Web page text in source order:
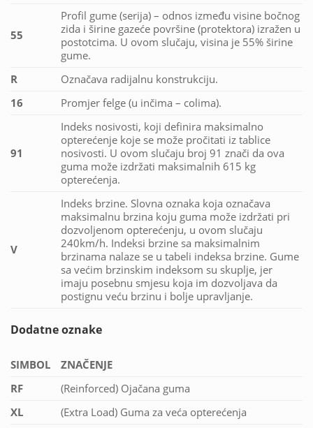
55
Profil gume (serija) – odnos između visine bočnog
zida i širine gazeće površine (protektora) izražen u
postotcima. U ovom slučaju, visina je 55% širine
gume.
R
Označava radijalnu konstrukciju.
16
Promjer felge (u inčima – colima).
91
Indeks nosivosti, koji definira maksimalno
opterećenje koje se može pročitati iz tablice
nosivosti. U ovom slučaju broj 91 znači da ova
guma može izdržati maksimalnih 615 kg
opterećenja.
V
Indeks brzine. Slovna oznaka koja označava
maksimalnu brzina koju guma može izdržati pri
dozvoljenom opterećenju, u ovom slučaju
240km/h. Indeksi brzine sa maksimalnim
brzinama nalaze se u tabeli indeksa brzine. Gume
sa većim brzinskim indeksom su skuplje, jer
imaju posebnu smjesu koja im dozvoljava da
postignu veću brzinu i bolje upravljanje.
Dodatne oznake
SIMBOL
ZNAČENJE
RF
(Reinforced) Ojačana guma
XL
(Extra Load) Guma za veća opterećenja